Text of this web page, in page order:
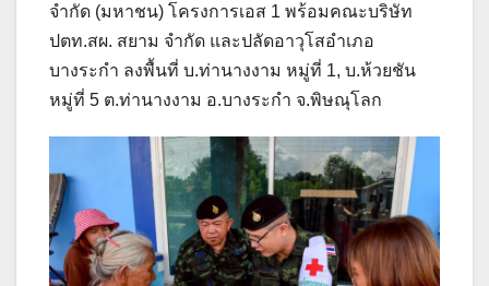
จำกัด (มหาชน) โครงการเอส 1 พร้อมคณะบริษัท
ปตท.สผ. สยาม จำกัด และปลัดอาวุโสอำเภอ
บางระกำ ลงพื้นที่ บ.ท่านางงาม หมู่ที่ 1, บ.ห้วยชัน
หมู่ที่ 5 ต.ท่านางงาม อ.บางระกำ จ.พิษณุโลก